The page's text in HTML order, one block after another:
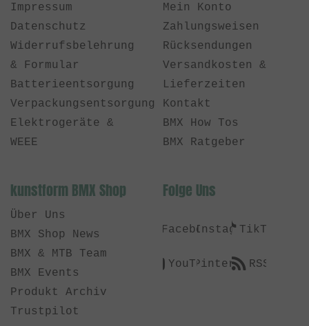
Impressum
Datenschutz
Widerrufsbelehrung
& Formular
Batterieentsorgung
Verpackungsentsorgung
Elektrogeräte &
WEEE
Mein Konto
Zahlungsweisen
Rücksendungen
Versandkosten &
Lieferzeiten
Kontakt
BMX How Tos
BMX Ratgeber
kunstform BMX Shop
Über Uns
BMX Shop News
BMX & MTB Team
BMX Events
Produkt Archiv
Trustpilot
Folge Uns
FacebookInstagramTikTok
YouTubePinterestRSS